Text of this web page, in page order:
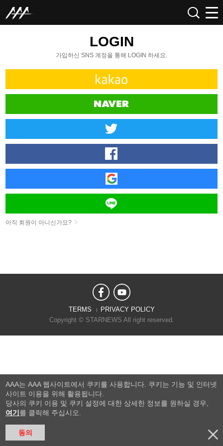
LOGIN
가입하신 SNS 계정을 통해 LOGIN 하세요.
아직 회원이 아니신가요?
TERMS
PRIVACY POLICY
Copyright © STARNEWS All right reserved.
AAA는 AAA 웹사이트에서 쿠키를 사용합니다. 쿠키는 기능 및 인터넷
사이트 이용을 위해 활용됩니다.
당사의 쿠키 이용 및 쿠키 설정에 대한 상세한 정보를 원하실 경우,
여기 를 클릭해 주십시오.
동의